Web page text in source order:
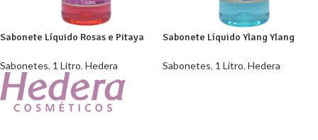
Sabonete Líquido Rosas e Pitaya
Sabonetes, 1 Litro, Hedera
Sabonete Líquido Ylang Ylang
Sabonetes, 1 Litro, Hedera